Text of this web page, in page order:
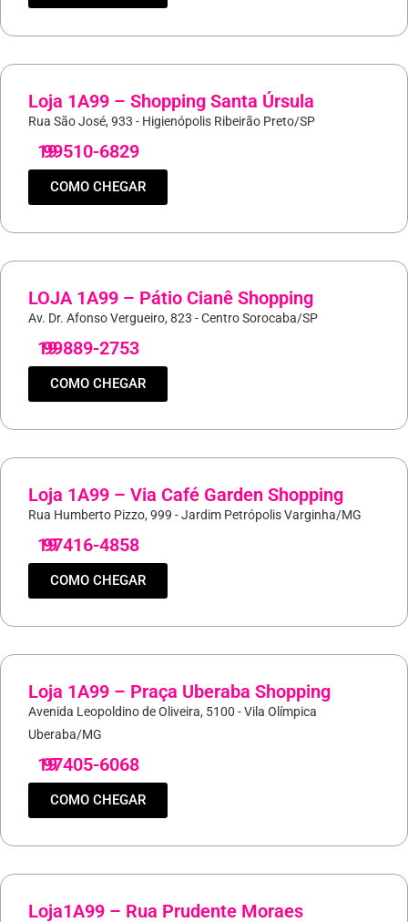
Loja 1A99 – Shopping Santa Úrsula
Rua São José, 933 - Higienópolis Ribeirão Preto/SP
19
99510-6829
COMO CHEGAR
LOJA 1A99 – Pátio Cianê Shopping
Av. Dr. Afonso Vergueiro, 823 - Centro Sorocaba/SP
19
99889-2753
COMO CHEGAR
Loja 1A99 – Via Café Garden Shopping
Rua Humberto Pizzo, 999 - Jardim Petrópolis Varginha/MG
19
97416-4858
COMO CHEGAR
Loja 1A99 – Praça Uberaba Shopping
Avenida Leopoldino de Oliveira, 5100 - Vila Olímpica
Uberaba/MG
19
97405-6068
COMO CHEGAR
Loja1A99 – Rua Prudente Moraes